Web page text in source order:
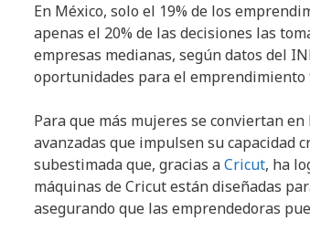
En México, solo el 19% de los
apenas el 20% de las decisiones las
empresas medianas, según datos del
oportunidades para el emprendimiento
Para que más mujeres se conviertan
avanzadas que impulsen su capacidad
subestimada que, gracias aCricut, ha
máquinas de Cricut están diseñadas
asegurando que las emprendedoras